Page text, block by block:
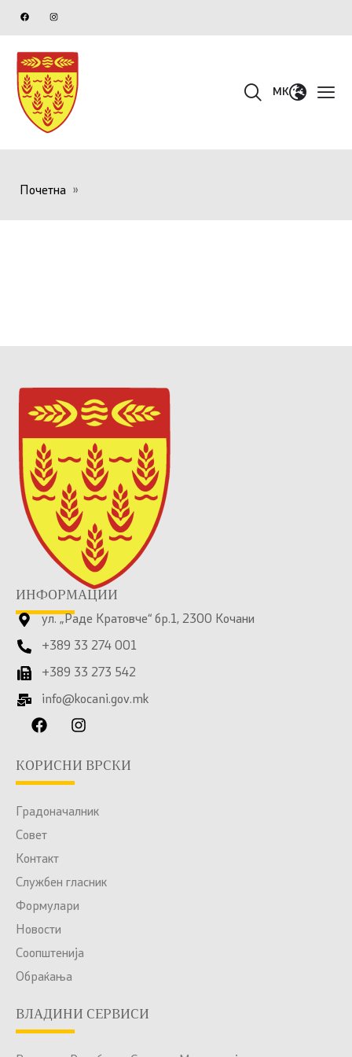
MK
Почетна »
ИНФОРМАЦИИ
ул. „Раде Кратовче“ бр.1, 2300 Кочани
+389 33 274 001
+389 33 273 542
info@kocani.gov.mk
КОРИСНИ ВРСКИ
Градоначалник
Совет
Контакт
Службен гласник
Формулари
Новости
Соопштенија
Обраќања
ВЛАДИНИ СЕРВИСИ